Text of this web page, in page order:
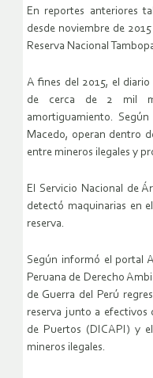
En reportes anteriores
desde noviembre de
Reserva Nacional
A fines del 2015, el
de cerca de 2 mil
amortiguamiento.
Macedo, operan dentro
entre mineros ilegales y
El Servicio Nacional de
detectó maquinarias en
reserva.
Según informó el portal
Peruana de Derecho
de Guerra del Perú
reserva junto a efectivos
de Puertos (DICAPI) y
mineros ilegales.